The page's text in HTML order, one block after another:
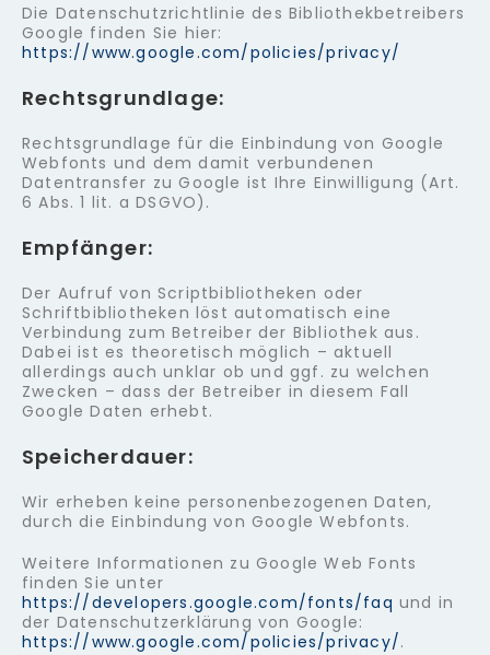
Die Datenschutzrichtlinie des Bibliothekbetreibers
Google finden Sie hier:
https://www.google.com/policies/privacy/
Rechtsgrundlage:
Rechtsgrundlage für die Einbindung von Google
Webfonts und dem damit verbundenen
Datentransfer zu Google ist Ihre Einwilligung (Art.
6 Abs. 1 lit. a DSGVO).
Empfänger:
Der Aufruf von Scriptbibliotheken oder
Schriftbibliotheken löst automatisch eine
Verbindung zum Betreiber der Bibliothek aus.
Dabei ist es theoretisch möglich – aktuell
allerdings auch unklar ob und ggf. zu welchen
Zwecken – dass der Betreiber in diesem Fall
Google Daten erhebt.
Speicherdauer:
Wir erheben keine personenbezogenen Daten,
durch die Einbindung von Google Webfonts.
Weitere Informationen zu Google Web Fonts
finden Sie unter
https://developers.google.com/fonts/faq und in
der Datenschutzerklärung von Google:
https://www.google.com/policies/privacy/.